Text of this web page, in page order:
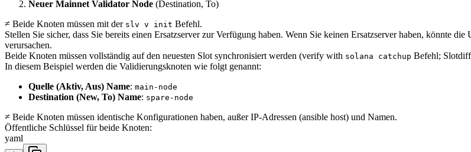
Neuer Mainnet Validator Node (Destination, To)
≠ Beide Knoten müssen mit der slv v init Befehl.
Stellen Sie sicher, dass Sie bereits einen Ersatzserver zur Verfügung haben. Wenn Sie keinen Ersatzserver haben, könnte
verursachen.
Beide Knoten müssen vollständig auf den neuesten Slot synchronisiert werden (verify with solana catchup Befehl;
In diesem Beispiel werden die Validierungsknoten wie folgt genannt:
Quelle (Aktiv, Aus) Name: main-node
Destination (New, To) Name: spare-node
≠ Beide Knoten müssen identische Konfigurationen haben, außer IP-Adressen (ansible host) und Namen.
Öffentliche Schlüssel für beide Knoten:
yaml